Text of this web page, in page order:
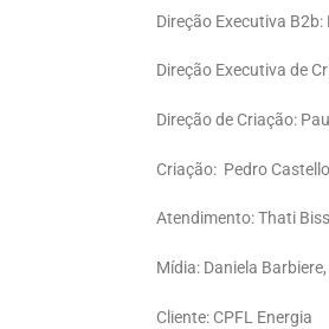
Direção Executiva
Direção Executiva de
Direção de Criação:
Criação: Pedro
Atendimento: Thati
Mídia: Daniela
Cliente: CPFL Energia